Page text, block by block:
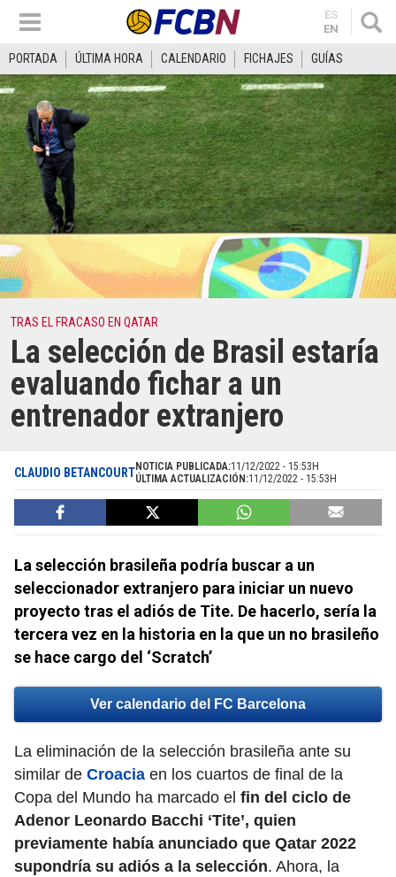
ES
EN
PORTADA ÚLTIMA HORA CALENDARIO FICHAJES GUÍAS
TRAS EL FRACASO EN QATAR
La selección de Brasil estaría
evaluando fichar a un
entrenador extranjero
CLAUDIO BETANCOURTNOTICIA PUBLICADA:11/12/2022 - 15:53H
ÚLTIMA ACTUALIZACIÓN:11/12/2022 - 15:53H
La selección brasileña podría buscar a un
seleccionador extranjero para iniciar un nuevo
proyecto tras el adiós de Tite. De hacerlo, sería la
tercera vez en la historia en la que un no brasileño
se hace cargo del ‘Scratch’
Ver calendario del FC Barcelona
La eliminación de la selección brasileña ante su
similar de Croacia en los cuartos de final de la
Copa del Mundo ha marcado el fin del ciclo de
Adenor Leonardo Bacchi ‘Tite’, quien
previamente había anunciado que Qatar 2022
supondría su adiós a la selección. Ahora, la